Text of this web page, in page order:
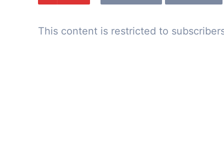
This content is restricted to